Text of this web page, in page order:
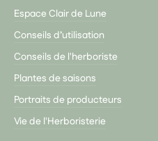
Espace Clair de Lune
Conseils d’utilisation
Conseils de l'herboriste
Plantes de saisons
Portraits de producteurs
Vie de l'Herboristerie